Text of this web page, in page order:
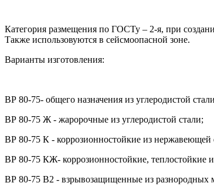
Категория размещения по ГОСТу – 2-я, при
Также использовуются в сейсмоопасной зоне.
Варианты изготовления:
ВР 80-75- общего назначения из углеродистой
ВР 80-75 Ж - жаророчные из углеродистой стали;
ВР 80-75 К - коррозионностойкие из нержавеющей
ВР 80-75 КЖ- коррозионностойкие, теплостойкие
ВР 80-75 В2 - взрывозащищенные из разнородных